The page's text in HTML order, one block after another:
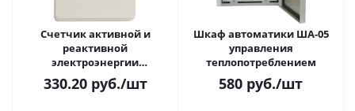
Счетчик активной и
реактивной
электроэнергии
трехфазный CE318BY R32
330.20руб./шт
Шкаф автоматики ША-05
управления
теплопотреблением
580 руб./шт